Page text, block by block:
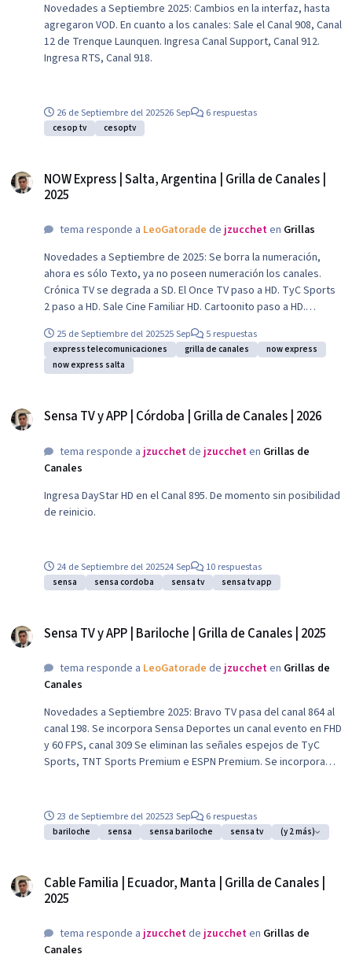
Novedades a Septiembre 2025: Cambios en la interfaz, hasta
agregaron VOD. En cuanto a los canales: Sale el Canal 908, Canal
12 de Trenque Launquen. Ingresa Canal Support, Canal 912.
Ingresa RTS, Canal 918.
26 de Septiembre del 202526 Sep 6 respuestas
cesop tv cesoptv
NOW Express | Salta, Argentina | Grilla de Canales |
2025
tema responde a LeoGatorade de jzuccheten Grillas
Novedades a Septiembre de 2025: Se borra la numeración,
ahora es sólo Texto, ya no poseen numeración los canales.
Crónica TV se degrada a SD. El Once TV paso a HD. TyC Sports
2 paso a HD. Sale Cine Familiar HD. Cartoonito paso a HD.
Golden Premier HD. Volver pasa a HD. CineAR pasa a HD. TNT
Novelas pasa a HD. Ingresa Tec TV. Ingresa Aliento Visión.
Ingresa Star TVE HD. Telesur se degrada a SD.
25 de Septiembre del 202525 Sep 5 respuestas
express telecomunicaciones grilla de canales
now express
now express salta
Sensa TV y APP | Córdoba | Grilla de Canales | 2026
tema responde a jzucchetde jzuccheten Grillas de
Canales
Ingresa DayStar HD en el Canal 895. De momento sin posibilidad
de reinicio.
24 de Septiembre del 202524 Sep 10 respuestas
sensa sensa cordoba sensa tv sensa tv app
Sensa TV y APP | Bariloche | Grilla de Canales | 2025
tema responde a LeoGatorade de jzuccheten Grillas de
Canales
Novedades a Septiembre 2025: Bravo TV pasa del canal 864 al
canal 198. Se incorpora Sensa Deportes un canal evento en FHD
y 60 FPS, canal 309 Se eliminan las señales espejos de TyC
Sports, TNT Sports Premium e ESPN Premium. Se incorpora
incorpora UCL TV HD, Canal 877. Ingresa DaySTAR HD, Canal 985.
Ingresa Crea TV, Canal 922. Ingresa Futu Rock, Canal 923. Sale
Eventos 2 HD, canal 1001.
23 de Septiembre del 202523 Sep 6 respuestas
bariloche sensa sensa bariloche sensa tv (y 2 más)
Cable Familia | Ecuador, Manta | Grilla de Canales |
2025
tema responde ajzucchetdejzuccheten Grillas de
Canales